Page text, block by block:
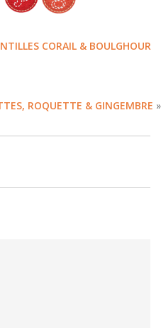
CORAIL & BOULGHOUR
ROQUETTE & GINGEMBRE »